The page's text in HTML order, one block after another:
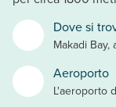
Dove si
Makadi
Aeroporto
L'aeroporto